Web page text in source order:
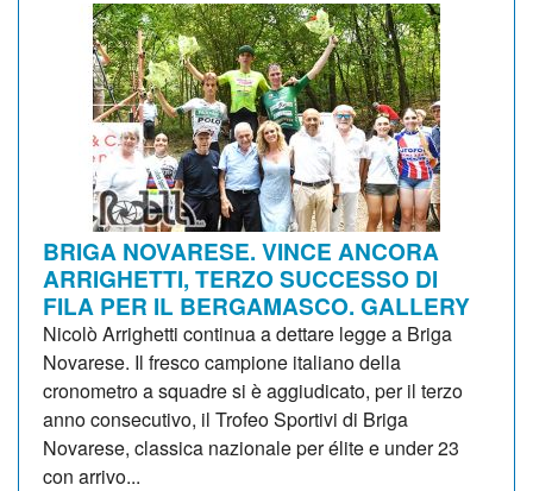
BRIGA NOVARESE. VINCE ANCORA
ARRIGHETTI, TERZO SUCCESSO DI
FILA PER IL BERGAMASCO. GALLERY
Nicolò Arrighetti continua a dettare legge a Briga
Novarese. Il fresco campione italiano della
cronometro a squadre si è aggiudicato, per il terzo
anno consecutivo, il Trofeo Sportivi di Briga
Novarese, classica nazionale per élite e under 23
con arrivo...